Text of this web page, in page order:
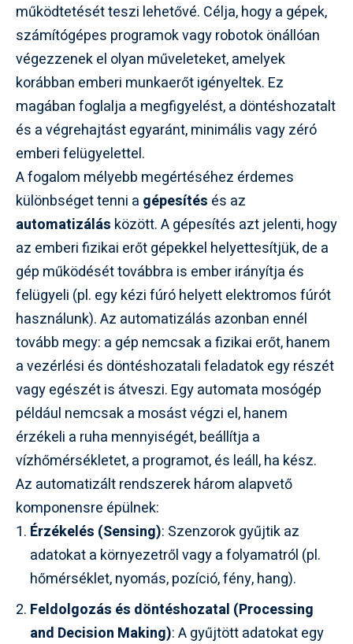
működtetését teszi lehetővé. Célja, hogy a gépek,
számítógépes programok vagy robotok önállóan
végezzenek el olyan műveleteket, amelyek
korábban emberi munkaerőt igényeltek. Ez
magában foglalja a megfigyelést, a döntéshozatalt
és a végrehajtást egyaránt, minimális vagy zéró
emberi felügyelettel.
A fogalom mélyebb megértéséhez érdemes
különbséget tenni a gépesítés és az
automatizálás között. A gépesítés azt jelenti, hogy
az emberi fizikai erőt gépekkel helyettesítjük, de a
gép működését továbbra is ember irányítja és
felügyeli (pl. egy kézi fúró helyett elektromos fúrót
használunk). Az automatizálás azonban ennél
tovább megy: a gép nemcsak a fizikai erőt, hanem
a vezérlési és döntéshozatali feladatok egy részét
vagy egészét is átveszi. Egy automata mosógép
például nemcsak a mosást végzi el, hanem
érzékeli a ruha mennyiségét, beállítja a
vízhőmérsékletet, a programot, és leáll, ha kész.
Az automatizált rendszerek három alapvető
komponensre épülnek:
Érzékelés (Sensing): Szenzorok gyűjtik az
adatokat a környezetről vagy a folyamatról (pl.
hőmérséklet, nyomás, pozíció, fény, hang).
Feldolgozás és döntéshozatal (Processing
and Decision Making): A gyűjtött adatokat egy